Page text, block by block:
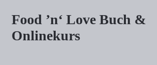
Food ’n‘ Love Buch &
Onlinekurs